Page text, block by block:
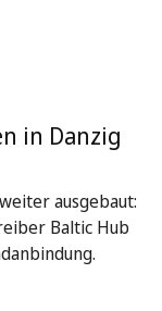
in Danzig
ausgebaut:
Baltic Hub